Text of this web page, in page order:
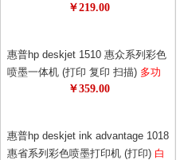
￥219.00
惠普hp deskjet 1510 惠众系列彩色
喷墨一体机 (打印 复印 扫描) 多功
能，一机多用，耗材更省！1050升
￥359.00
惠普hp deskjet ink advantage 1018
惠省系列彩色喷墨打印机 (打印) 白